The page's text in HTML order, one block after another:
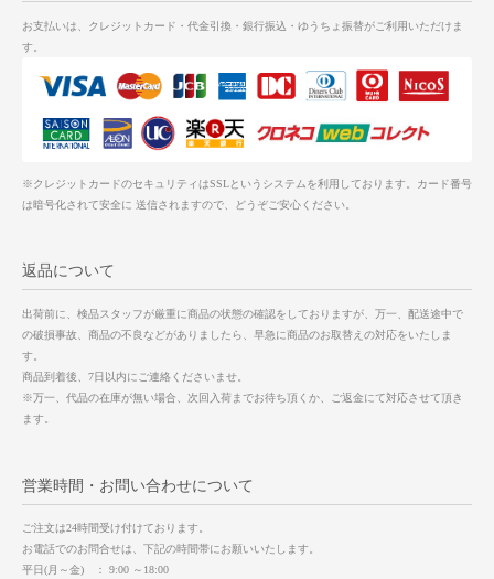
お支払いは、クレジットカード・代金引換・銀行振込・ゆうちょ振替がご利用いただけま
す。
※クレジットカードのセキュリティはSSLというシステムを利用しております。カード番号
は暗号化されて安全に 送信されますので、どうぞご安心ください。
返品について
出荷前に、検品スタッフが厳重に商品の状態の確認をしておりますが、万一、配送途中で
の破損事故、商品の不良などがありましたら、早急に商品のお取替えの対応をいたしま
す。
商品到着後、7日以内にご連絡くださいませ。
※万一、代品の在庫が無い場合、次回入荷までお待ち頂くか、ご返金にて対応させて頂き
ます。
営業時間・お問い合わせについて
ご注文は24時間受け付けております。
お電話でのお問合せは、下記の時間帯にお願いいたします。
平日(月～金) ： 9:00 ～18:00